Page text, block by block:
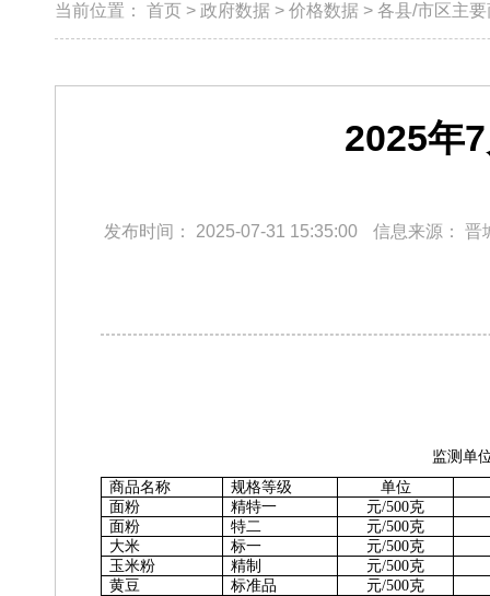
当前位置： 首页 > 政府数据 > 价格数据 > 各县/市区主
2025年
发布时间： 2025-07-31 15:35:00 信息来源： 晋
监测单
商品名称
规格等级
单位
面粉 精特一 元/500克
面粉 特二 元/500克
大米 标一 元/500克
玉米粉
精制 元/500克
黄豆 标准品 元/500克